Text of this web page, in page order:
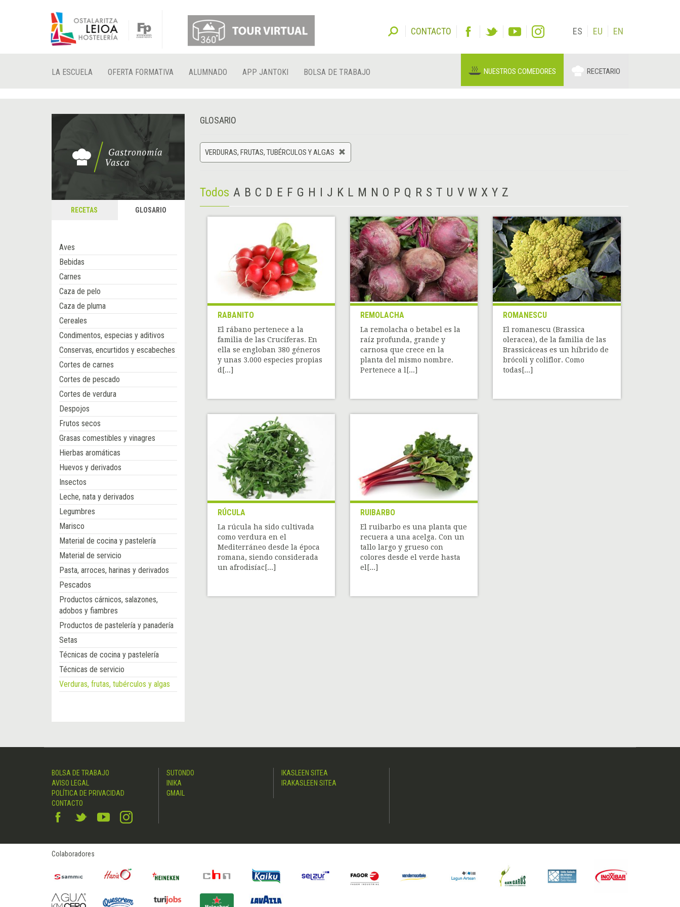
CONTACTO ES EU EN
LA ESCUELA OFERTA FORMATIVA ALUMNADO APP JANTOKI BOLSA DE TRABAJO NUESTROS COMEDORES RECETARIO
RECETAS GLOSARIO
Aves
Bebidas
Carnes
Caza de pelo
Caza de pluma
Cereales
Condimentos, especias y aditivos
Conservas, encurtidos y escabeches
Cortes de carnes
Cortes de pescado
Cortes de verdura
Despojos
Frutos secos
Grasas comestibles y vinagres
Hierbas aromáticas
Huevos y derivados
Insectos
Leche, nata y derivados
Legumbres
Marisco
Material de cocina y pastelería
Material de servicio
Pasta, arroces, harinas y derivados
Pescados
Productos cárnicos, salazones,
adobos y fiambres
Productos de pastelería y panadería
Setas
Técnicas de cocina y pastelería
Técnicas de servicio
Verduras, frutas, tubérculos y algas
GLOSARIO
VERDURAS, FRUTAS, TUBÉRCULOS Y ALGAS
Todos A B C D E F G H I J K L M N O P Q R S T U V W X Y Z
RABANITO
El rábano pertenece a la
familia de las Crucíferas. En
ella se engloban 380 géneros
y unas 3.000 especies propias
d[...]
REMOLACHA
La remolacha o betabel es la
raíz profunda, grande y
carnosa que crece en la
planta del mismo nombre.
Pertenece a l[...]
ROMANESCU
El romanescu (Brassica
oleracea), de la familia de las
Brassicáceas es un híbrido de
brócoli y coliflor. Como
todas[...]
RÚCULA
La rúcula ha sido cultivada
como verdura en el
Mediterráneo desde la época
romana, siendo considerada
un afrodisíac[...]
RUIBARBO
El ruibarbo es una planta que
recuera a una acelga. Con un
tallo largo y grueso con
colores desde el verde hasta
el[...]
BOLSA DE TRABAJO
AVISO LEGAL
POLÍTICA DE PRIVACIDAD
CONTACTO
SUTONDO
INIKA
GMAIL
IKASLEEN SITEA
IRAKASLEEN SITEA
Colaboradores